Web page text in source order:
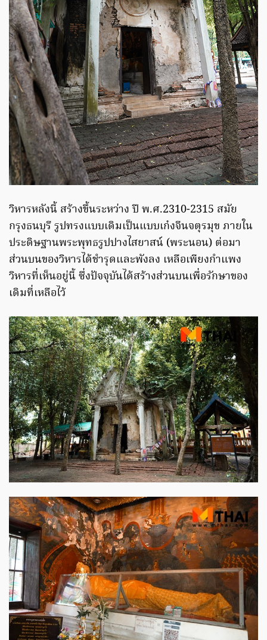
วิหารหลังนี้ สร้างขึ้นระหว่าง ปี พ.ศ.2310-2315 สมัย
กรุงธนบุรี รูปทรงแบบเดิมเป็นแบบเก๋งจีนจตุรมุข ภายใน
ประดิษฐานพระพุทธรูปปางไสยาสน์ (พระนอน) ต่อมา
ส่วนบนของวิหารได้ชำรุดและพังลง เหลือเพียงกำแพง
วิหารที่เห็นอยู่นี้ ซึ่งปัจจุบันได้สร้างส่วนบนเพื่อรักษาของ
เดิมที่เหลือไว้